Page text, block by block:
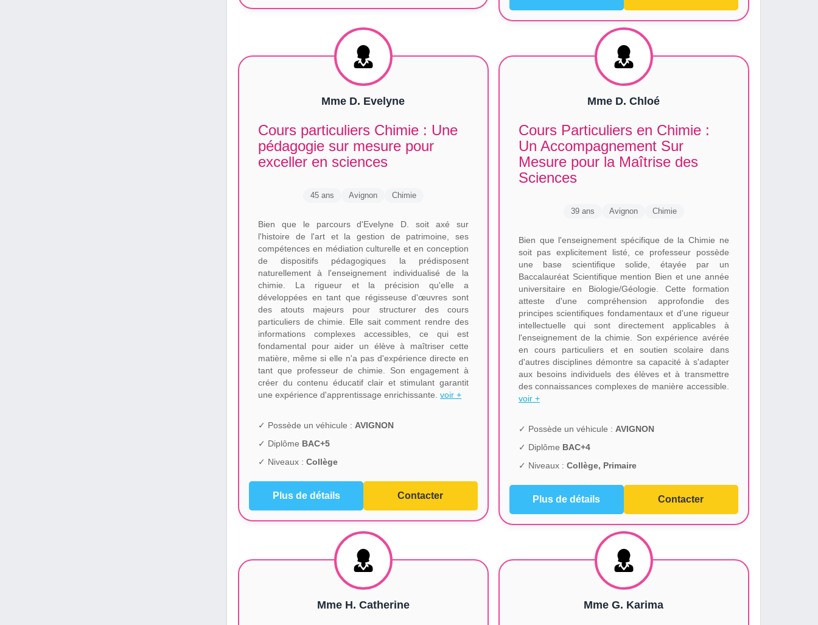
Mme D. Evelyne
Cours particuliers Chimie : Une
pédagogie sur mesure pour
exceller en sciences
45 ans Avignon Chimie
Bien que le parcours d'Evelyne D. soit axé sur
l'histoire de l'art et la gestion de patrimoine, ses
compétences en médiation culturelle et en conception
de dispositifs pédagogiques la prédisposent
naturellement à l'enseignement individualisé de la
chimie. La rigueur et la précision qu'elle a
développées en tant que régisseuse d'œuvres sont
des atouts majeurs pour structurer des cours
particuliers de chimie. Elle sait comment rendre des
informations complexes accessibles, ce qui est
fondamental pour aider un élève à maîtriser cette
matière, même si elle n'a pas d'expérience directe en
tant que professeur de chimie. Son engagement à
créer du contenu éducatif clair et stimulant garantit
une expérience d'apprentissage enrichissante.voir +
✓ Possède un véhicule : AVIGNON
✓ Diplôme BAC+5
✓ Niveaux :Collège
Plus de détails Contacter
Mme D. Chloé
Cours Particuliers en Chimie :
Un Accompagnement Sur
Mesure pour la Maîtrise des
Sciences
39 ans Avignon Chimie
Bien que l'enseignement spécifique de la Chimie ne
soit pas explicitement listé, ce professeur possède
une base scientifique solide, étayée par un
Baccalauréat Scientifique mention Bien et une année
universitaire en Biologie/Géologie. Cette formation
atteste d'une compréhension approfondie des
principes scientifiques fondamentaux et d'une rigueur
intellectuelle qui sont directement applicables à
l'enseignement de la chimie. Son expérience avérée
en cours particuliers et en soutien scolaire dans
d'autres disciplines démontre sa capacité à s'adapter
aux besoins individuels des élèves et à transmettre
des connaissances complexes de manière accessible.
voir +
✓ Possède un véhicule : AVIGNON
✓ Diplôme BAC+4
✓ Niveaux : Collège, Primaire
Plus de détails Contacter
Mme H. Catherine Mme G. Karima